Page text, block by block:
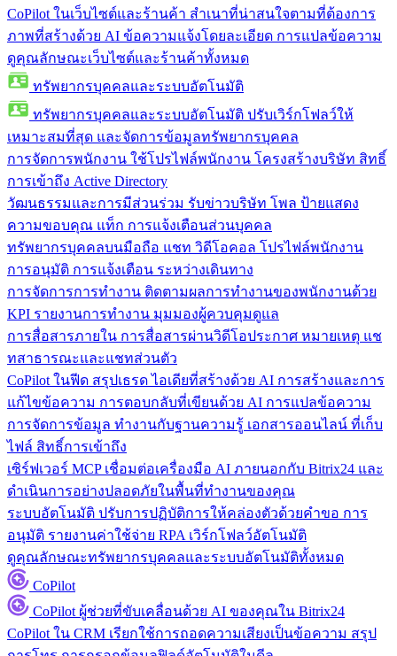
CoPilot ในเว็บไซต์และร้านค้า สำเนาที่น่าสนใจตามที่ต้องการ
ภาพที่สร้างด้วย AI ข้อความแจ้งโดยละเอียด การแปลข้อความ
ดูคุณลักษณะเว็บไซต์และร้านค้าทั้งหมด
ทรัพยากรบุคคลและระบบอัตโนมัติ
ทรัพยากรบุคคลและระบบอัตโนมัติ ปรับเวิร์กโฟลว์ให้
เหมาะสมที่สุด และจัดการข้อมูลทรัพยากรบุคคล
การจัดการพนักงาน ใช้โปรไฟล์พนักงาน โครงสร้างบริษัท สิทธิ์
การเข้าถึง Active Directory
วัฒนธรรมและการมีส่วนร่วม รับข่าวบริษัท โพล ป้ายแสดง
ความขอบคุณ แท็ก การแจ้งเตือนส่วนบุคคล
ทรัพยากรบุคคลบนมือถือ แชท วิดีโอคอล โปรไฟล์พนักงาน
การอนุมัติ การแจ้งเตือน ระหว่างเดินทาง
การจัดการการทำงาน ติดตามผลการทำงานของพนักงานด้วย
KPI รายงานการทำงาน มุมมองผู้ควบคุมดูแล
การสื่อสารภายใน การสื่อสารผ่านวิดีโอประกาศ หมายเหตุ แช
ทสาธารณะและแชทส่วนตัว
CoPilot ในฟีด สรุปเธรด ไอเดียที่สร้างด้วย AI การสร้างและการ
แก้ไขข้อความ การตอบกลับที่เขียนด้วย AI การแปลข้อความ
การจัดการข้อมูล ทำงานกับฐานความรู้ เอกสารออนไลน์ ที่เก็บ
ไฟล์ สิทธิ์การเข้าถึง
เซิร์ฟเวอร์ MCP เชื่อมต่อเครื่องมือ AI ภายนอกกับ Bitrix24 และ
ดำเนินการอย่างปลอดภัยในพื้นที่ทำงานของคุณ
ระบบอัตโนมัติ ปรับการปฏิบัติการให้คล่องตัวด้วยคำขอ การ
อนุมัติ รายงานค่าใช้จ่าย RPA เวิร์กโฟลว์อัตโนมัติ
ดูคุณลักษณะทรัพยากรบุคคลและระบบอัตโนมัติทั้งหมด
CoPilot
CoPilot ผู้ช่วยที่ขับเคลื่อนด้วย AI ของคุณใน Bitrix24
CoPilot ใน CRM เรียกใช้การถอดความเสียงเป็นข้อความ สรุป